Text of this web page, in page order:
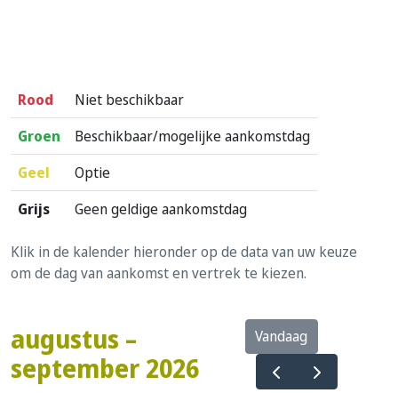
Rood
Niet beschikbaar
Groen
Beschikbaar/mogelijke aankomstdag
Geel
Optie
Grijs
Geen geldige aankomstdag
Klik in de kalender hieronder op de data van uw keuze
om de dag van aankomst en vertrek te kiezen.
augustus –
september 2026
Vandaag